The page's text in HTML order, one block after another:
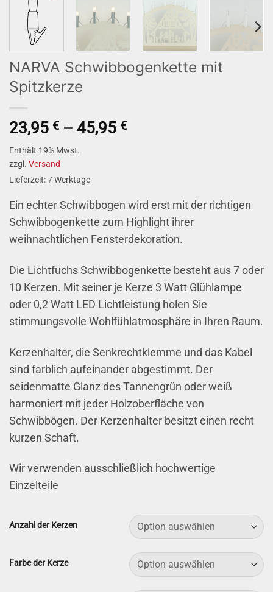
NARVA Schwibbogenkette mit
Spitzkerze
23,95 € – 45,95 €Preisspanne:
Enthält 19% Mwst.
zzgl. Versand
Lieferzeit: 7 Werktage
Ein echter Schwibbogen wird erst mit der richtigen
Schwibbogenkette zum Highlight ihrer
weihnachtlichen Fensterdekoration.
Die Lichtfuchs Schwibbogenkette besteht aus 7 oder
10 Kerzen. Mit seiner je Kerze 3 Watt Glühlampe
oder 0,2 Watt LED Lichtleistung holen Sie
stimmungsvolle Wohlfühlatmosphäre in Ihren Raum.
Kerzenhalter, die Senkrechtklemme und das Kabel
sind farblich aufeinander abgestimmt. Der
seidenmatte Glanz des Tannengrün oder weiß
harmoniert mit jeder Holzoberfläche von
Schwibbögen. Der Kerzenhalter besitzt einen recht
kurzen Schaft.
Wir verwenden ausschließlich hochwertige
Einzelteile
Anzahl der Kerzen
Farbe der Kerze